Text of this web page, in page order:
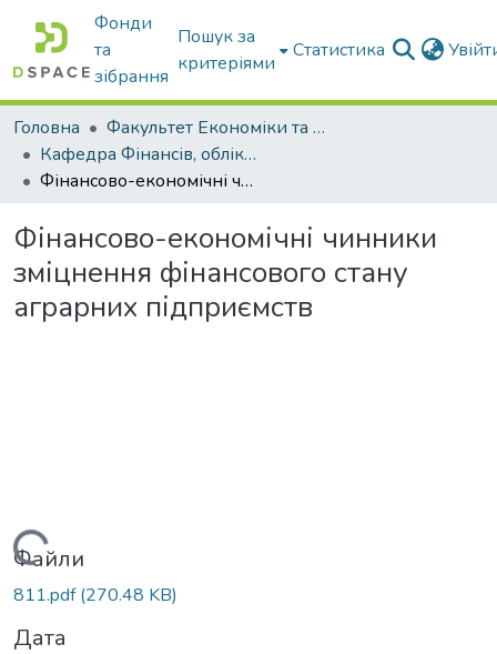
Фонди
та
зібрання
Пошук за
критеріями
Статистика
Головна
Факультет Економіки та бізнесу
Кафедра Фінансів, обліку і оподаткування
Фінансово-економічні чинники зміцнення фінансового стану аграрних підприємств
Фінансово-економічні чинники
зміцнення фінансового стану
аграрних підприємств
Вантажиться...
Файли
811.pdf(270.48 KB)
Дата